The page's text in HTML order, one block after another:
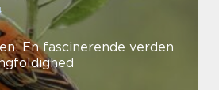
En fascinerende verden